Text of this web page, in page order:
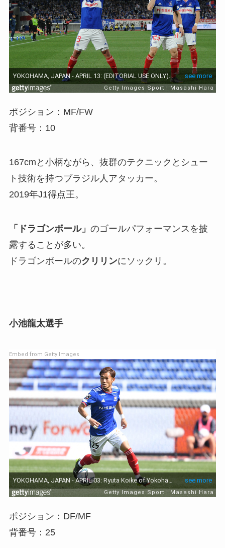
ポジション：MF/FW
背番号：10
167cmと小柄ながら、抜群のテクニックとシュー
ト技術を持つブラジル人アタッカー。
2019年J1得点王。
「ドラゴンボール」 のゴールパフォーマンスを披
露することが多い。
ドラゴンボールのクリリンにソックリ。
小池龍太選手
Embed from Getty Images
ポジション：DF/MF
背番号：25